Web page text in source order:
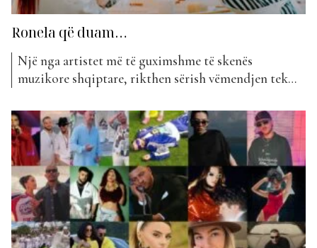
Ronela që duam…
Një nga artistet më të guximshme të skenës
muzikore shqiptare, rikthen sërish vëmendjen tek
më të ri që i bashkohet listës, “UNeDU”. “UNeDU”
sjell një frymë të re dhe energji, duke kombinuar
elementë të ironisë dhe anës teatrale me një...